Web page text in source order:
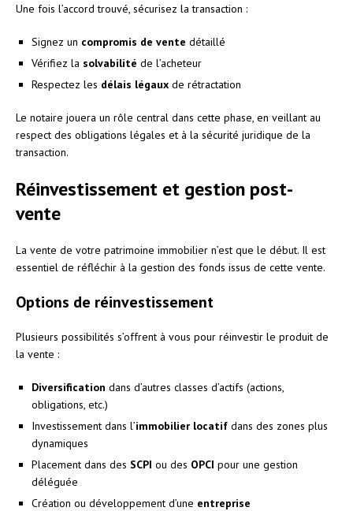
Une fois l’accord trouvé, sécurisez la transaction :
Signez un compromis de vente détaillé
Vérifiez la solvabilité de l’acheteur
Respectez les délais légaux de rétractation
Le notaire jouera un rôle central dans cette phase, en veillant au
respect des obligations légales et à la sécurité juridique de la
transaction.
Réinvestissement et gestion post-
vente
La vente de votre patrimoine immobilier n’est que le début. Il est
essentiel de réfléchir à la gestion des fonds issus de cette vente.
Options de réinvestissement
Plusieurs possibilités s’offrent à vous pour réinvestir le produit de
la vente :
Diversification dans d’autres classes d’actifs (actions,
obligations, etc.)
Investissement dans l’immobilier locatif dans des zones plus
dynamiques
Placement dans des SCPI ou des OPCI pour une gestion
déléguée
Création ou développement d’une entreprise